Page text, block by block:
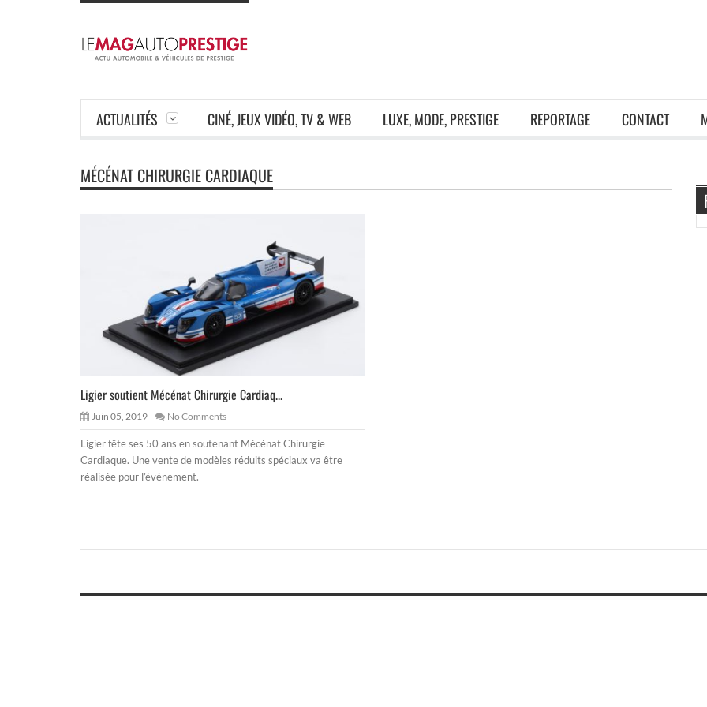
ACTUALITÉS CINÉ, JEUX VIDÉO, TV & WEB LUXE, MODE, PRESTIGE REPORTAGE CONTACT
MÉCÉNAT CHIRURGIE CARDIAQUE
Ligier soutient Mécénat Chirurgie Cardiaq...
Juin 05, 2019 No Comments
Ligier fête ses 50 ans en soutenant Mécénat Chirurgie
Cardiaque. Une vente de modèles réduits spéciaux va être
réalisée pour l’évènement.